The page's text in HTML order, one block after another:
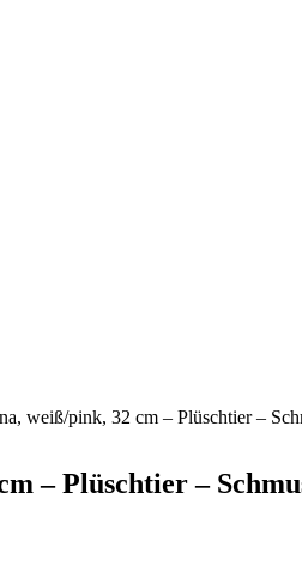
weiß/pink, 32 cm – Plüschtier –
– Plüschtier –